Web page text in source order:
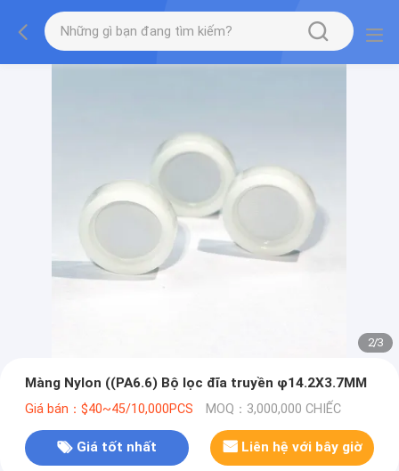
2/3
Màng Nylon ((PA6.6) Bộ lọc đĩa truyền φ14.2X3.7MM
Giá bán：$40~45/10,000PCS MOQ：3,000,000 CHIẾC
Giá tốt nhất Liên hệ với bây giờ